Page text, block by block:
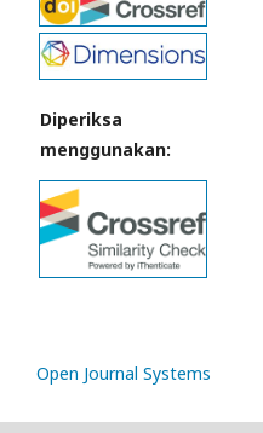
Diperiksa
menggunakan:
Open Journal Systems